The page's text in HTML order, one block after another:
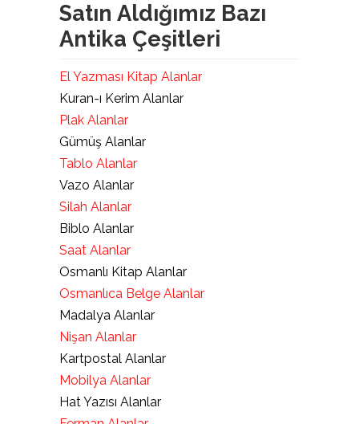
Satın Aldığımız Bazı
Antika Çeşitleri
El Yazması Kitap Alanlar
Kuran-ı Kerim Alanlar
Plak Alanlar
Gümüş Alanlar
Tablo Alanlar
Vazo Alanlar
Silah Alanlar
Biblo Alanlar
Saat Alanlar
Osmanlı Kitap Alanlar
Osmanlıca Belge Alanlar
Madalya Alanlar
Nişan Alanlar
Kartpostal Alanlar
Mobilya Alanlar
Hat Yazısı Alanlar